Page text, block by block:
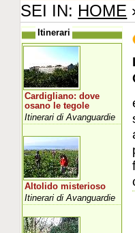
SEI IN: HOME
Itinerari
Cardigliano: dove
osano le tegole
Itinerari di Avanguardie
Altolido misterioso
Itinerari di Avanguardie